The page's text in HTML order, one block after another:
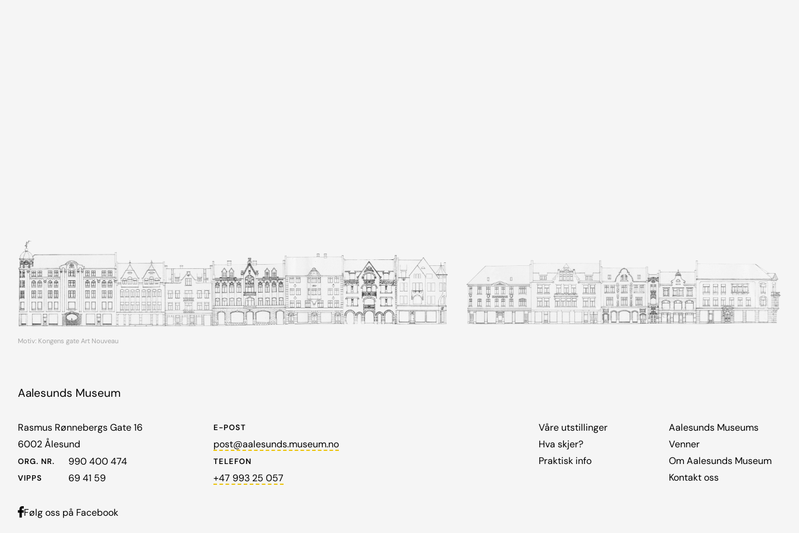
Motiv: Kongens gate Art Nouveau
Aalesunds Museum
Rasmus Rønnebergs Gate 16
6002 Ålesund
ORG. NR. 990 400 474
VIPPS 69 41 59
E-POST
post@aalesunds.museum.no
TELEFON
+47 993 25 057
Våre utstillinger
Hva skjer?
Praktisk info
Aalesunds Museums
Venner
Om Aalesunds Museum
Kontakt oss
Følg oss på Facebook